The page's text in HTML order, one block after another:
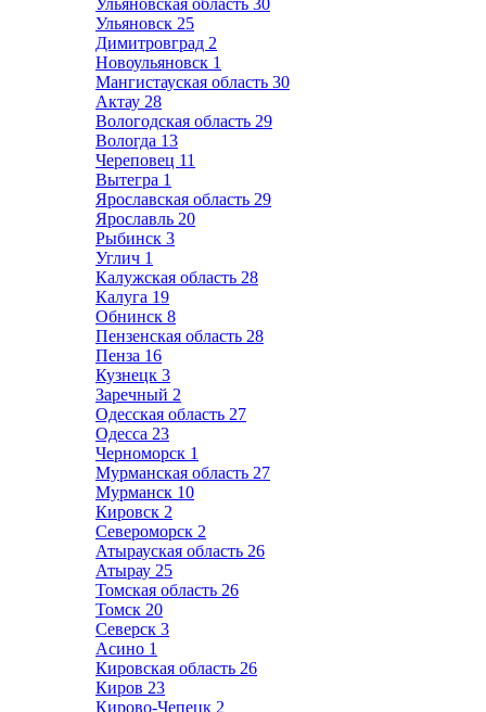
Ульяновская область 30
Ульяновск 25
Димитровград 2
Новоульяновск 1
Мангистауская область 30
Актау 28
Вологодская область 29
Вологда 13
Череповец 11
Вытегра 1
Ярославская область 29
Ярославль 20
Рыбинск 3
Углич 1
Калужская область 28
Калуга 19
Обнинск 8
Пензенская область 28
Пенза 16
Кузнецк 3
Заречный 2
Одесская область 27
Одесса 23
Черноморск 1
Мурманская область 27
Мурманск 10
Кировск 2
Североморск 2
Атырауская область 26
Атырау 25
Томская область 26
Томск 20
Северск 3
Асино 1
Кировская область 26
Киров 23
Кирово-Чепецк 2